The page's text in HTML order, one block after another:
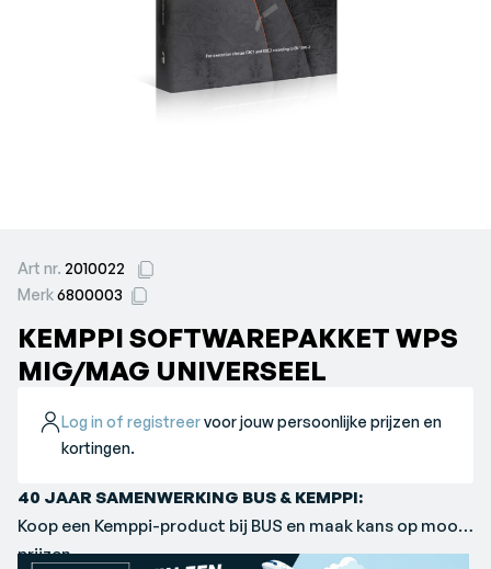
Art nr. 2010022
Merk6800003
KEMPPI SOFTWAREPAKKET WPS
MIG/MAG UNIVERSEEL
Log in of registreervoor jouw persoonlijke prijzen en
kortingen.
40 JAAR SAMENWERKING BUS & KEMPPI:
Koop een Kemppi-product bij BUS en maak kans op mooie
prijzen.